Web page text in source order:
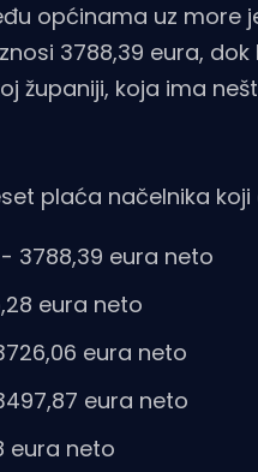
općinama uz more
3788,39 eura,
županiji, koja ima
plaća načelnika koji
3788,39 eura neto
eura neto
eura neto
eura neto
eura neto